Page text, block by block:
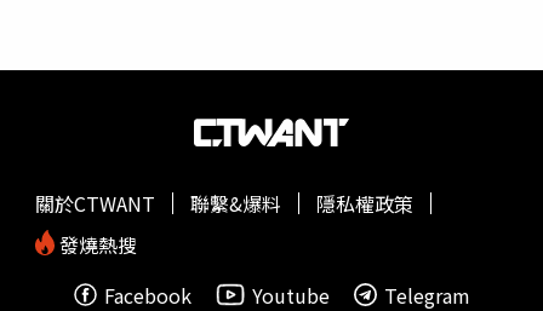
關於CTWANT 聯繫&爆料
隱私權政策
發燒熱搜
Facebook
Youtube Telegram